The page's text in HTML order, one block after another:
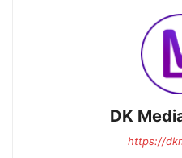
DK
https://